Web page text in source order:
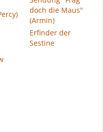
doch die Maus"
(Armin)
Erfinder der
Sestine